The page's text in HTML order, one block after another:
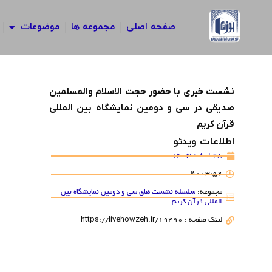
صفحه اصلی مجموعه ها موضوعات
نشست خبری با حضور حجت الاسلام والمسلمین
صدیقی در سی و دومین نمایشگاه بین المللی
قرآن کریم
اطلاعات ویدئو
28 اسفند 1403
3:52 ب.ظ
مجموعه: سلسله نشست های سی و دومین نمایشگاه بین
المللی قرآن کریم
لینک صفحه : https://livehowzeh.ir/19490